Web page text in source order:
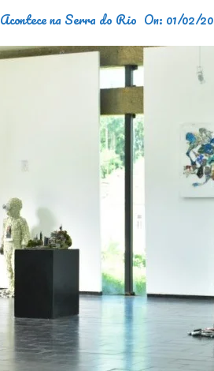
Acontece na Serra do Rio On: 01/02/